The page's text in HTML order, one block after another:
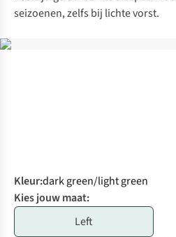
seizoenen, zelfs bij lichte vorst.
Kleur:dark green/light green
Kies jouw maat:
Left